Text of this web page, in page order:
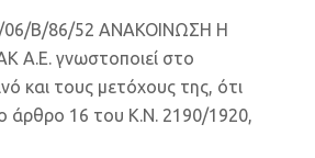
06/Β/86/52 ΑΝΑΚΟΙΝΩΣΗ Η
Α.Ε. γνωστοποιεί στο
και τους μετόχους της, ότι
άρθρο 16 του Κ.Ν. 2190/1920,